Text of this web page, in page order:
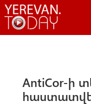
AntiCor-ի